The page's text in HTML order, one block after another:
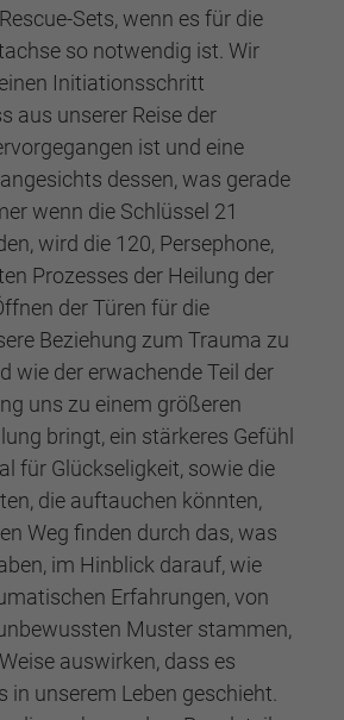
Sets, wenn es für die
so notwendig ist. Wir
Initiationsschritt
aus unserer Reise der
ist und eine
dessen, was gerade
wenn die Schlüssel 21
wird die 120, Persephone,
Prozesses der Heilung der
der Türen für die
Beziehung zum Trauma zu
wie der erwachende Teil der
uns zu einem größeren
bringt, ein stärkeres Gefühl
für Glückseligkeit, sowie die
die auftauchen könnten,
Weg finden durch das, was
im Hinblick darauf, wie
Erfahrungen, von
Muster stammen,
auswirken, dass es
in unserem Leben geschieht.